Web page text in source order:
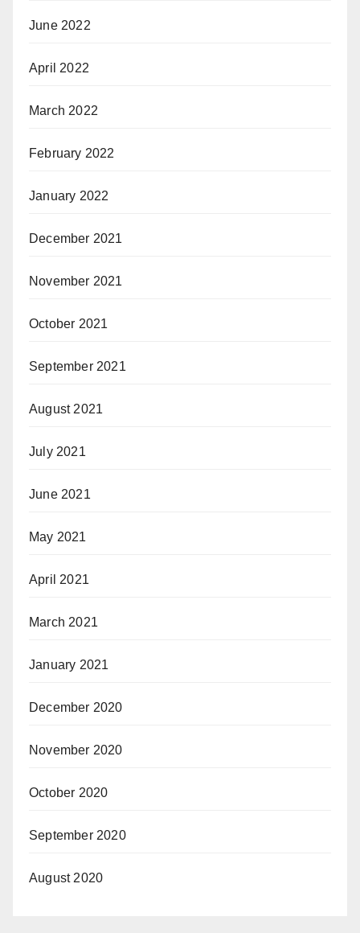
June 2022
April 2022
March 2022
February 2022
January 2022
December 2021
November 2021
October 2021
September 2021
August 2021
July 2021
June 2021
May 2021
April 2021
March 2021
January 2021
December 2020
November 2020
October 2020
September 2020
August 2020